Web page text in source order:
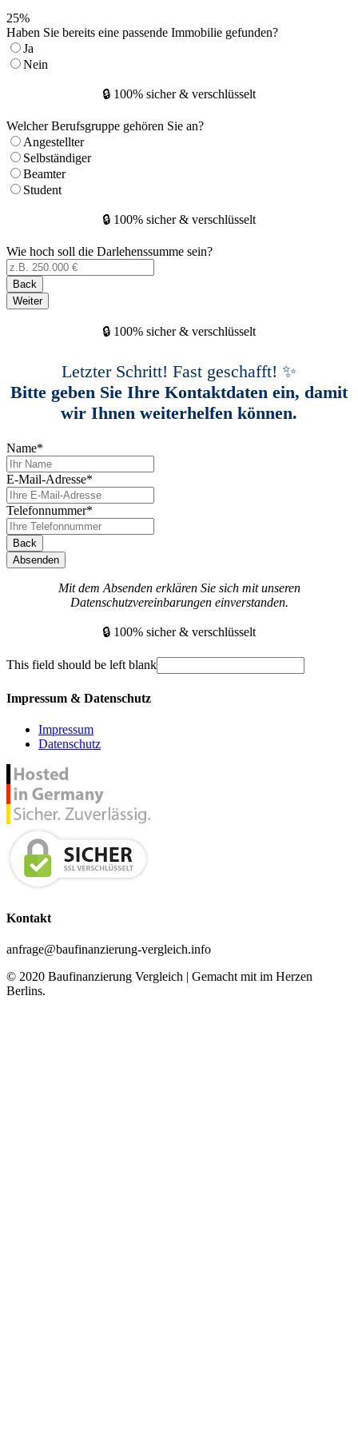
25%
Haben Sie bereits eine passende Immobilie gefunden?
Ja
Nein
🔒 100% sicher & verschlüsselt
Welcher Berufsgruppe gehören Sie an?
Angestellter
Selbständiger
Beamter
Student
🔒 100% sicher & verschlüsselt
Wie hoch soll die Darlehenssumme sein?
Back
Weiter
🔒 100% sicher & verschlüsselt
Letzter Schritt! Fast geschafft! ✨
Bitte geben Sie Ihre Kontaktdaten ein, damit
wir Ihnen weiterhelfen können.
Name*
E-Mail-Adresse*
Telefonnummer*
Back
Absenden
Mit dem Absenden erklären Sie sich mit unseren
Datenschutzvereinbarungen einverstanden.
🔒 100% sicher & verschlüsselt
This field should be left blank
Impressum & Datenschutz
Impressum
Datenschutz
Kontakt
anfrage@baufinanzierung-vergleich.info
© 2020 Baufinanzierung Vergleich | Gemacht mit im Herzen
Berlins.